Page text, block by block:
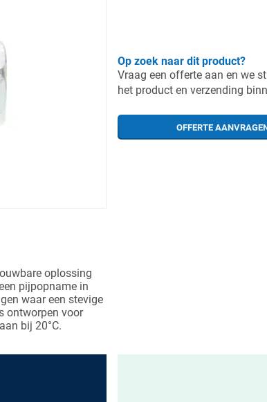
Op zoek naar dit product?
Vraag een offerte aan en we
het product en verzending
OFFERTE
oplossing
pijpopname in
waar een stevige
ontworpen voor
bij 20°C.